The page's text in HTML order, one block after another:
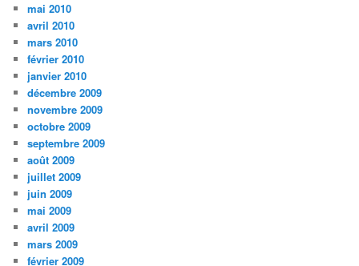
mai 2010
avril 2010
mars 2010
février 2010
janvier 2010
décembre 2009
novembre 2009
octobre 2009
septembre 2009
août 2009
juillet 2009
juin 2009
mai 2009
avril 2009
mars 2009
février 2009